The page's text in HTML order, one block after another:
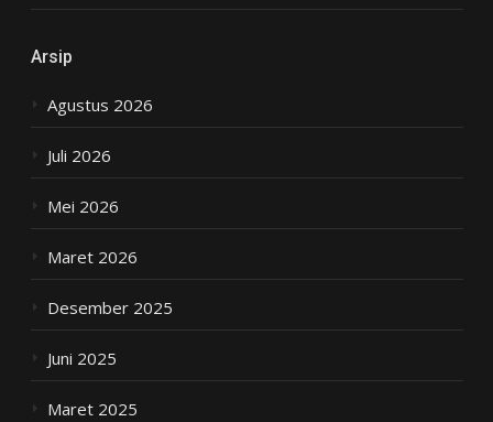
Arsip
Agustus 2026
Juli 2026
Mei 2026
Maret 2026
Desember 2025
Juni 2025
Maret 2025